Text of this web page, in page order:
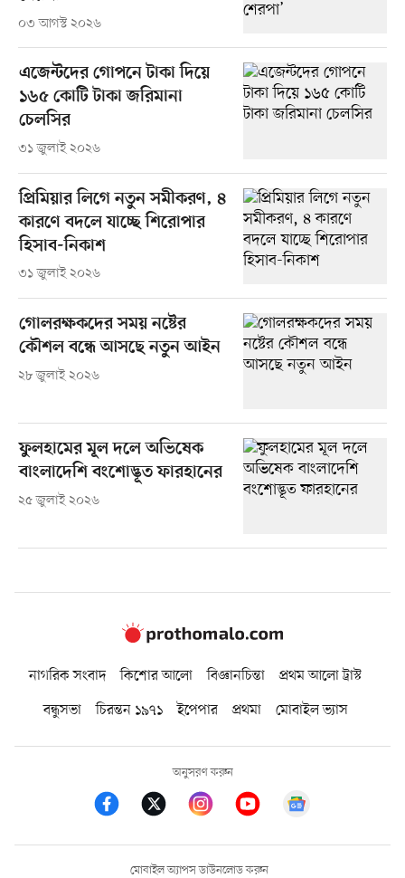
০৩ আগস্ট ২০২৬
এজেন্টদের গোপনে টাকা দিয়ে
১৬৫ কোটি টাকা জরিমানা
চেলসির
৩১ জুলাই ২০২৬
প্রিমিয়ার লিগে নতুন সমীকরণ, ৪
কারণে বদলে যাচ্ছে শিরোপার
হিসাব-নিকাশ
৩১ জুলাই ২০২৬
গোলরক্ষকদের সময় নষ্টের
কৌশল বন্ধে আসছে নতুন আইন
২৮ জুলাই ২০২৬
ফুলহামের মূল দলে অভিষেক
বাংলাদেশি বংশোদ্ভূত ফারহানের
২৫ জুলাই ২০২৬
নাগরিক সংবাদ কিশোর আলো বিজ্ঞানচিন্তা
প্রথম আলো ট্রাস্ট
বন্ধুসভা
চিরন্তন ১৯৭১ ইপেপার প্রথমা মোবাইল ভ্যাস
অনুসরণ করুন
মোবাইল অ্যাপস ডাউনলোড করুন